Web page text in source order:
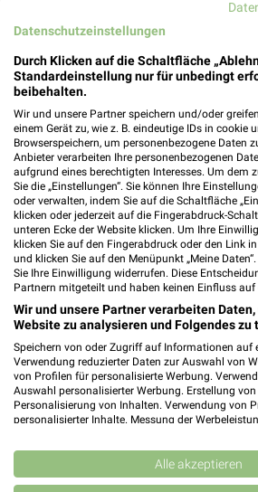
INTERSPORT Prospekte,
Noch mehr
der weekli
Jetzt kostenlos
Datenschutzeinstellungen
Durch Klicken auf die Schaltfläche
Standardeinstellung nur für unbedingt
beibehalten.
Wir und unsere Partner speichern und/oder
einem Gerät zu, wie z. B. eindeutige IDs in cookie
Browserspeichern, um personenbezogene Daten
Anbieter verarbeiten Ihre personenbezogenen
aufgrund eines berechtigten Interesses. Um dem
Sie die „Einstellungen“. Sie können Ihre
oder verwalten, indem Sie auf die Schaltfläche
klicken oder jederzeit auf die Fingerabdruck-
unteren Ecke der Website klicken. Um Ihre
klicken Sie auf den Fingerabdruck oder den Link
und klicken Sie auf den Menüpunkt „Meine
Sie Ihre Einwilligung widerrufen. Diese
Partnern mitgeteilt und haben keinen Einfluss auf
Wir und unsere Partner verarbeiten
Website zu analysieren und Folgendes zu
Speichern von oder Zugriff auf Informationen auf
Verwendung reduzierter Daten zur Auswahl von
von Profilen für personalisierte Werbung.
Auswahl personalisierter Werbung. Erstellung
Personalisierung von Inhalten. Verwendung von
personalisierter Inhalte. Messung der
Kombinationen von Daten aus verschiedenen
Verbesserung der Angebote. Verwendung
von Inhalten.
Alle akzeptieren